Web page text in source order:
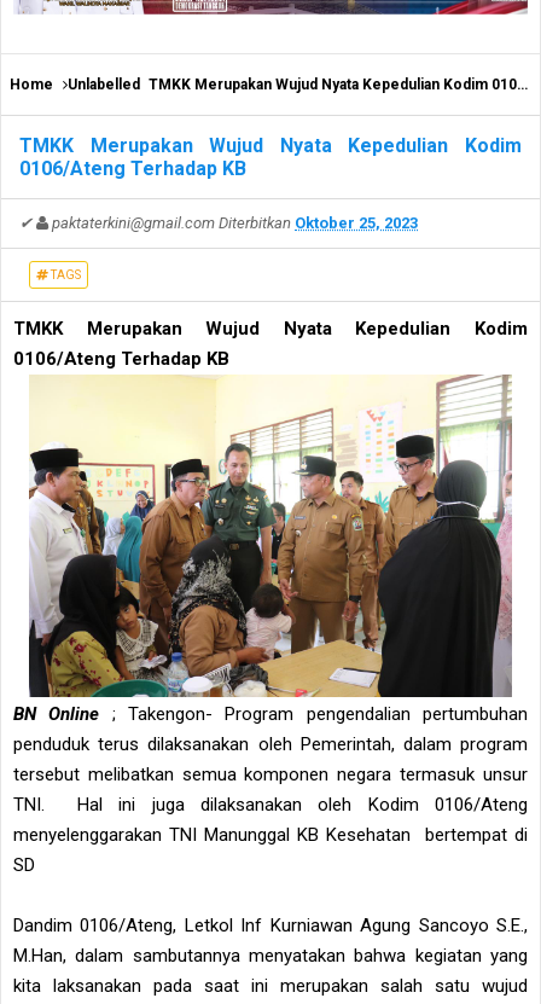
Home Unlabelled TMKK Merupakan Wujud Nyata Kepedulian Kodim 0106/Ateng Terhadap KB
TMKK Merupakan Wujud Nyata Kepedulian Kodim
0106/Ateng Terhadap KB
✔ paktaterkini@gmail.com Diterbitkan Oktober 25, 2023
TAGS
TMKK Merupakan Wujud Nyata Kepedulian Kodim
0106/Ateng Terhadap KB
BN Online ; Takengon- Program pengendalian pertumbuhan
penduduk terus dilaksanakan oleh Pemerintah, dalam program
tersebut melibatkan semua komponen negara termasuk unsur
TNI. Hal ini juga dilaksanakan oleh Kodim 0106/Ateng
menyelenggarakan TNI Manunggal KB Kesehatan bertempat di
SD
Dandim 0106/Ateng, Letkol Inf Kurniawan Agung Sancoyo S.E.,
M.Han, dalam sambutannya menyatakan bahwa kegiatan yang
kita laksanakan pada saat ini merupakan salah satu wujud